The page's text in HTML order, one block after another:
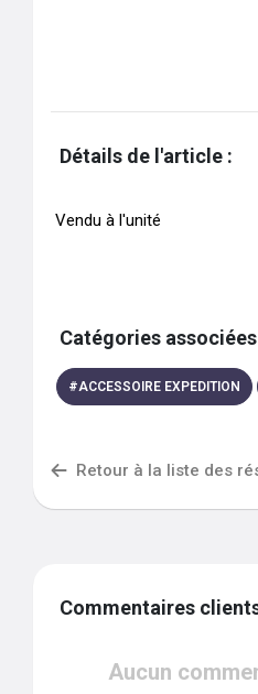
Détails de l'article :
Vendu à l'unité
Catégories
#ACCESSOIRE EXPEDITION
Retour à la liste des
Commentaires
Aucun